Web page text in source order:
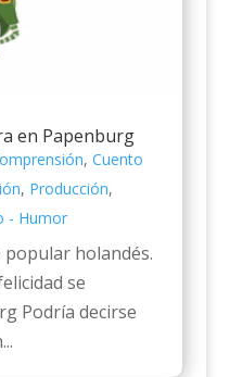
en Papenburg
, Cuento
, Producción,
- Humor
holandés.
se
Podría decirse